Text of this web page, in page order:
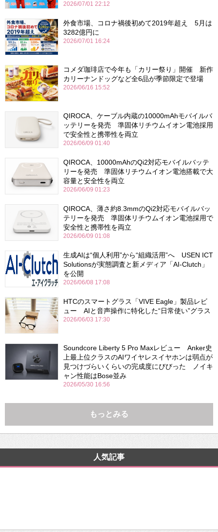
2026/07/01 22:12
外食市場、コロナ禍後初めて2019年超え 5月は
3282億円に
2026/07/01 16:24
コメダ珈琲店で今年も「カリー祭り」開催 新作
カリーナンドッグなど全6品が季節限定で登場
2026/06/16 15:52
QIROCA、ケーブル内蔵の10000mAhモバイルバ
ッテリーを発売 準固体リチウムイオン電池採用
で安全性と携帯性を両立
2026/06/09 01:40
QIROCA、10000mAhのQi2対応モバイルバッテ
リーを発売 準固体リチウムイオン電池搭載で大
容量と安全性を両立
2026/06/09 01:23
QIROCA、薄さ約8.3mmのQi2対応モバイルバッ
テリーを発売 準固体リチウムイオン電池採用で
安全性と携帯性を両立
2026/06/09 01:08
生成AIは“個人利用”から“組織活用”へ USEN ICT
Solutionsが実態調査と新メディア「AI-Clutch」
を公開
2026/06/08 17:08
HTCのスマートグラス「VIVE Eagle」製品レビ
ュー AIと音声操作に特化した“日常使い”グラス
2026/06/03 17:30
Soundcore Liberty 5 Pro Maxレビュー Anker史
上最上位クラスのAIワイヤレスイヤホンは弱点が
見つけづらいくらいの完成度にびびった ノイキ
ャン性能はBose並み
2026/05/30 16:56
もっとみる
人気記事